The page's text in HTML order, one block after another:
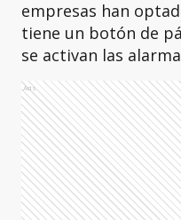
empresas han
tiene un botón de
se activan las
Ads